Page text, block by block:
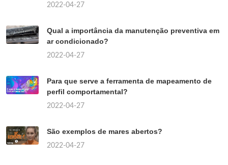
2022-04-27
Qual a importância da manutenção preventiva em
ar condicionado?
2022-04-27
Para que serve a ferramenta de mapeamento de
perfil comportamental?
2022-04-27
São exemplos de mares abertos?
2022-04-27